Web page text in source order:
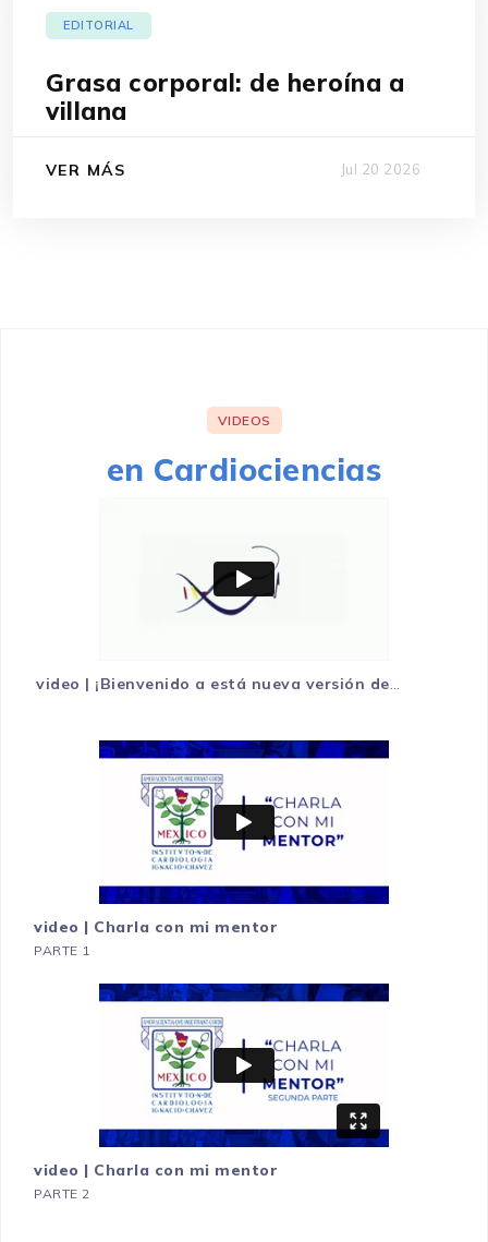
EDITORIAL
Grasa corporal: de heroína a
villana
VER MÁS Jul 20 2026
VIDEOS
en Cardiociencias
video | ¡Bienvenido a está nueva versión de
video | Charla con mi mentor
PARTE 1
video | Charla con mi mentor
PARTE 2